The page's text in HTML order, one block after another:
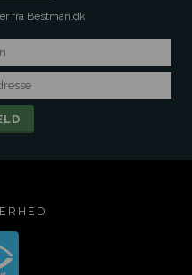
fra Bestman.dk